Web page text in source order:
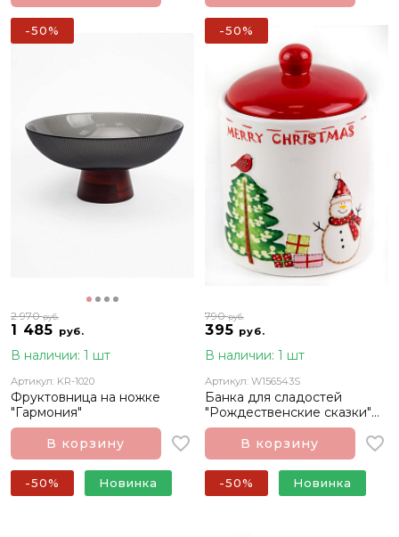
1 485 руб.
2 970руб.
В наличии: 1 шт
Артикул: KR-1020
Фруктовница на ножке
"Гармония"
В корзину
-50%
395 руб.
790руб.
В наличии: 1 шт
Артикул: W156543S
Банка для сладостей
"Рождественские сказки"
со снеговиком
В корзину
-50%
-50% Новинка -50% Новинка